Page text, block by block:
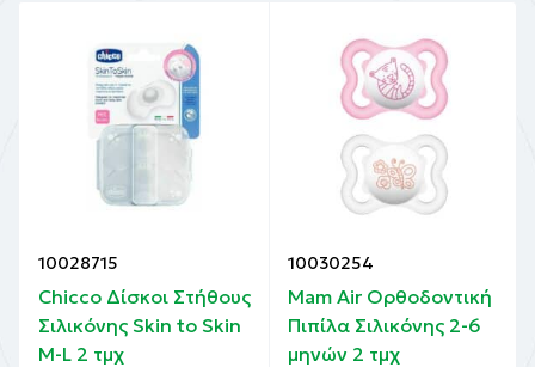
10028715
Chicco Δίσκοι Στήθους
Σιλικόνης Skin to Skin
M-L 2 τμχ
10030254
Mam Air Ορθοδοντική
Πιπίλα Σιλικόνης 2-6
μηνών 2 τμχ